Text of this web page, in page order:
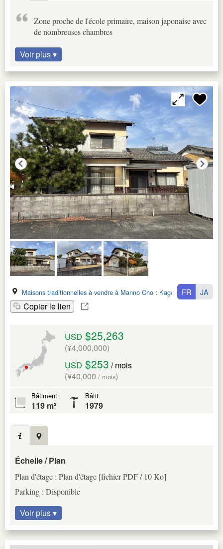
Zone proche de l'école primaire, maison japonaise avec
de nombreuses chambres
Voir plus ▾
Maisons traditionnelles à vendre à Manno Cho : Kagawa Ken
Copier le lien
FR JA
USD $25,263
(¥4,000,000)
USD $253 / mois
(¥40,000 / mois)
Bâtiment
119 m²
Bâtit
1979
Échelle / Plan
Plan d'étage : Plan d'étage [fichier PDF / 10 Ko]
Parking : Disponible
Voir plus ▾